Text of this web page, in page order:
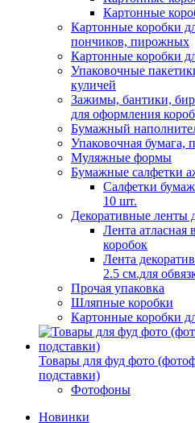
Картонные
Картонные коробки
пончиков, пирожных
Картонные коробки
Упаковочные
куличей
Зажимы, бантики,
для оформления
Бумажный
Упаковочная бумага,
Муляжные формы
Бумажные салфетки
Салфетки
10 шт.
Декоративные ленты
Лента атласная
коробок
Лента
2.5 см.для
Прочая упаковка
Шляпные коробки
Картонные коробки
Товары для фуд фото
подставки)
Фотофоны
Новинки